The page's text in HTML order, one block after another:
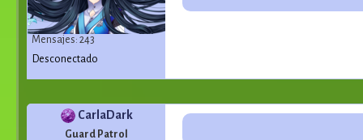
Mensajes: 243
Desconectado
CarlaDark
Guard Patrol